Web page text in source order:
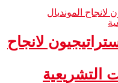
التشريعية
لانجاح